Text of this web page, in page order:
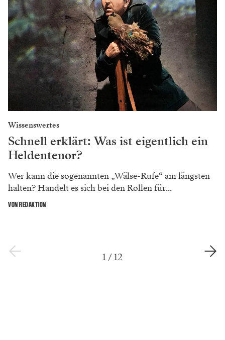
Wissenswertes
Schnell erklärt: Was ist eigentlich ein
Heldentenor?
Wer kann die sogenannten „Wälse-Rufe“ am längsten
halten? Handelt es sich bei den Rollen für...
VON REDAKTION
1 /12